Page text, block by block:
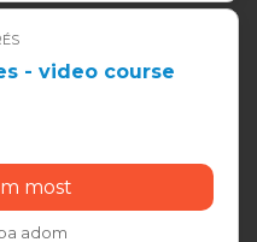
- video course
most
adom